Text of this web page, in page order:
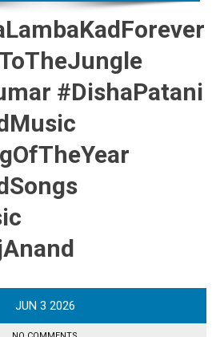
#DishaPatani
JUN 3 2026